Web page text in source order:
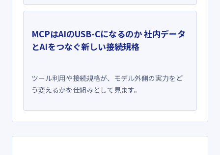
MCPはAIのUSB-Cになるのか 社内データ
とAIをつなぐ新しい接続規格
ツール利用や接続規格が、モデル外側の実力をど
う変えるかを仕組みとして見ます。